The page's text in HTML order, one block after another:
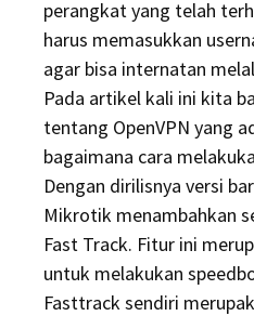
perangkat yang telah
harus memasukkan
agar bisa internatan
Pada artikel kali ini kita
tentang OpenVPN yang
bagaimana cara
Dengan dirilisnya versi
Mikrotik menambahkan
Fast Track. Fitur ini
untuk melakukan
Fasttrack sendiri